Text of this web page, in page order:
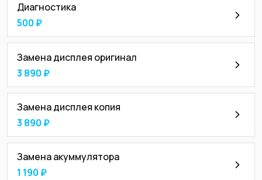
Диагностика
500 ₽
Замена дисплея оригинал
3 890 ₽
Замена дисплея копия
3 890 ₽
Замена акуммулятора
1 190 ₽